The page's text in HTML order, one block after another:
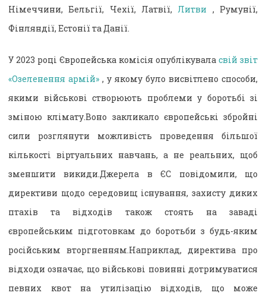
Німеччини, Бельгії, Чехії, Латвії,Литви , Румунії,
Фінляндії, Естонії та Данії.
У 2023 році Європейська комісія опублікувала свій звіт
«Озеленення армій» , у якому було висвітлено способи,
якими військові створюють проблеми у боротьбі зі
зміною клімату.Воно закликало європейські збройні
сили розглянути можливість проведення більшої
кількості віртуальних навчань, а не реальних, щоб
зменшити викиди.Джерела в ЄС повідомили, що
директиви щодо середовищ існування, захисту диких
птахів та відходів також стоять на заваді
європейським підготовкам до боротьби з будь-яким
російським вторгненням.Наприклад, директива про
відходи означає, що військові повинні дотримуватися
певних квот на утилізацію відходів, що може